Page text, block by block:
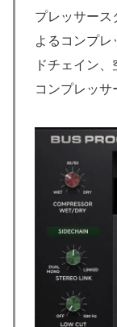
プレッサース
よるコンプレ
ドチェイン
コンプレッサ